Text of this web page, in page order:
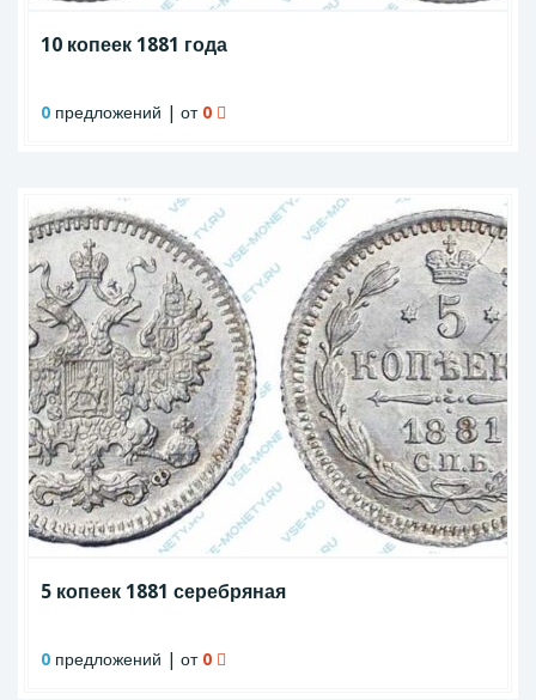
10 копеек 1881 года
0 предложений | от 0
5 копеек 1881 серебряная
0 предложений | от 0